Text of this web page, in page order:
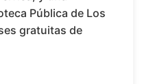
Pública de Los
gratuitas de